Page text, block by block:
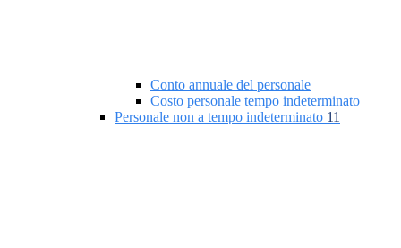
Conto annuale del personale
Costo personale tempo indeterminato
Personale non a tempo indeterminato 11